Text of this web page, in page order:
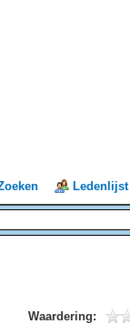
Ledenlijst
Waardering: